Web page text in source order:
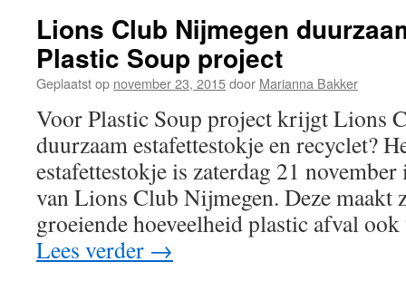
inhoud
Lions Club Nijmegen
Plastic Soup project
Geplaatst op november 23, 2015door Marianna Bakker
Voor Plastic Soup project krijgt Lions
duurzaam estafettestokje en recyclet?
estafettestokje is zaterdag 21
van Lions Club Nijmegen. Deze maakt
groeiende hoeveelheid plastic afval
Lees verder →